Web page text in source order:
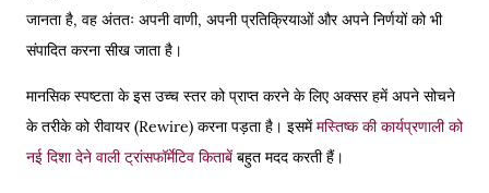
जानता है, वह अंततः अपनी वाणी, अपनी प्रतिक्रियाओं और अपने निर्णयों को भी
संपादित करना सीख जाता है।
मानसिक स्पष्टता के इस उच्च स्तर को प्राप्त करने के लिए अक्सर हमें अपने सोचने
के तरीके को रीवायर (Rewire) करना पड़ता है। इसमेंमस्तिष्क की कार्यप्रणाली को
नई दिशा देने वाली ट्रांसफॉर्मेटिव किताबें बहुत मदद करती हैं।